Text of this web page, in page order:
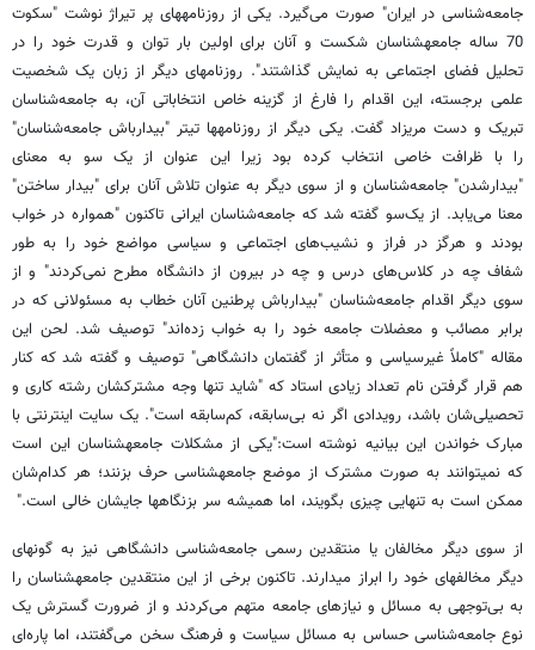
جامعه‌شناسی در ایران" صورت می‌گیرد. یکی از روزنامه‏های پر تیراژ نوشت "سکوت
70 ساله جامعه‏شناسان شکست و آنان برای اولین بار توان و قدرت خود را در
تحلیل فضای اجتماعی به نمایش گذاشتند". روزنامه‏ای دیگر از زبان یک شخصیت
علمی برجسته، این اقدام را فارغ از گزینه خاص انتخاباتی آن، به جامعه‌شناسان
تبریک و دست مریزاد گفت. یکی دیگر از روزنامه‏ها تیتر "بیدارباش جامعه‌شناسان"
را با ظرافت خاصی انتخاب کرده بود زیرا این عنوان از یک سو به معنای
"بیدارشدن" جامعه‌شناسان و از سوی دیگر به عنوان تلاش آنان برای "بیدار ساختن"
معنا می‌یابد. از یک‌سو گفته شد که جامعه‌شناسان ایرانی تاکنون "همواره در خواب
بودند و هرگز در فراز و نشیب‌های اجتماعی و سیاسی مواضع خود را به طور
شفاف چه در کلاس‌های درس و چه در بیرون از دانشگاه مطرح نمی‌کردند" و از
سوی دیگر اقدام جامعه‌شناسان "بیدارباش پرطنین آنان خطاب به مسئولانی که در
برابر مصائب و معضلات جامعه خود را به خواب زده‌اند" توصیف شد. لحن این
مقاله "کاملاً غیرسیاسی و متأثر از گفتمان دانشگاهی" توصیف و گفته شد که کنار
هم قرار گرفتن نام تعداد زیادی استاد که "شاید تنها وجه مشترکشان رشته‌ کاری و
تحصیلی‌شان باشد، رویدادی اگر نه بی‌سابقه، کم‌سابقه است". یک سایت اینترنتی با
مبارک خواندن این بیانیه نوشته است:"یکی از مشکلات جامعه‏شناسان این است
که نمی‏توانند به صورت مشترک از موضع جامعه‏شناسی حرف بزنند؛ هر کدام‌شان
ممکن است به تنهایی چیزی بگویند، اما همیشه سر بزنگاه‏ها جایشان خالی است."
از سوی دیگر مخالفان یا منتقدین رسمی جامعه‌شناسی دانشگاهی نیز به گونه‏ای
دیگر مخالف‏های خود را ابراز می‏دارند. تاکنون برخی از این منتقدین جامعه‏شناسان را
به بی‌توجهی به مسائل و نیازهای جامعه متهم می‌کردند و از ضرورت گسترش یک
نوع جامعه‌شناسی حساس به مسائل سیاست و فرهنگ سخن می‌گفتند، اما پاره‌ای